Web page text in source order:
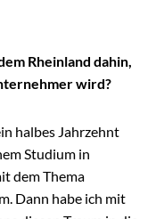
Rheinland dahin,
wird?
halbes Jahrzehnt
Studium in
dem Thema
Dann habe ich mit